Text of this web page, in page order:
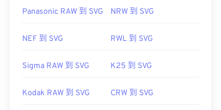
Panasonic RAW 到 SVG NRW 到 SVG
NEF 到 SVG RWL 到 SVG
Sigma RAW 到 SVG K25 到 SVG
Kodak RAW 到 SVG CRW 到 SVG